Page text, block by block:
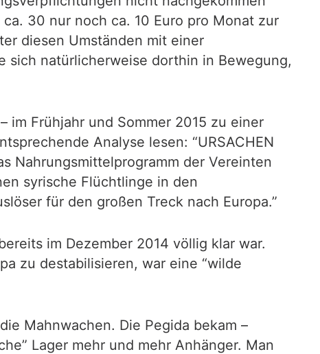
30 nur noch ca. 10 Euro pro Monat zur
diesen Umständen mit einer
sich natürlicherweise dorthin in Bewegung,
im Frühjahr und Sommer 2015 zu einer
Analyse lesen: “URSACHEN
Nahrungsmittelprogramm der Vereinten
syrische Flüchtlinge in den
für den großen Treck nach Europa.”
im Dezember 2014 völlig klar war.
zu destabilisieren, war eine “wilde
Mahnwachen. Die Pegida bekam –
Lager mehr und mehr Anhänger. Man